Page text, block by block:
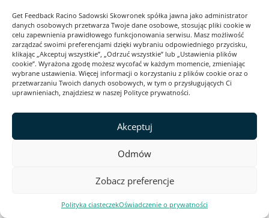
Get Feedback Racino Sadowski Skowronek spółka jawna jako administrator
danych osobowych przetwarza Twoje dane osobowe, stosując pliki cookie w
celu zapewnienia prawidłowego funkcjonowania serwisu. Masz możliwość
zarządzać swoimi preferencjami dzięki wybraniu odpowiedniego przycisku,
klikając „Akceptuj wszystkie”, „Odrzuć wszystkie” lub „Ustawienia plików
cookie”. Wyrażona zgodę możesz wycofać w każdym momencie, zmieniając
wybrane ustawienia. Więcej informacji o korzystaniu z plików cookie oraz o
przetwarzaniu Twoich danych osobowych, w tym o przysługujących Ci
uprawnieniach, znajdziesz w naszej Polityce prywatności.
Akceptuj
Odmów
Zobacz preferencje
Polityka ciasteczekOświadczenie o prywatności
wspomagają i angażują pracowników, w
konsekwencji rozumiana jest jako inwestycja
w przyszłe zyski firmy, bo to droga do tego,
by poprawić całościowe doświadczenie
nabywców jej produktów lub usług.
Pomożemy Ci zacząć
badać zadowolenie z
pracy BOK